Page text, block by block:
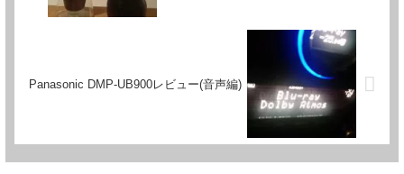
Panasonic DMP-UB900レビュー(音声編)